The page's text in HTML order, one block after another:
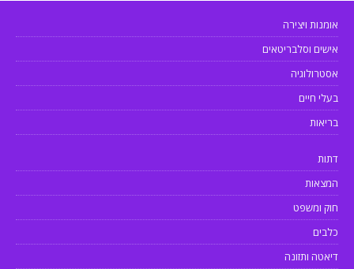
אומנות ויצירה
אישים וסלבריטאים
אסטרולוגיה
בעלי חיים
בריאות
דתות
המצאות
חוק ומשפט
כלבים
דיאטה ותזונה